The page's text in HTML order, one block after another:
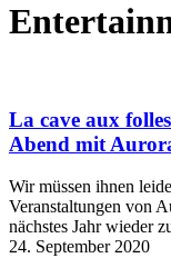
La cave aux
Abend mit
Wir müssen ihnen
Veranstaltungen von
nächstes Jahr wieder
24. September 2020